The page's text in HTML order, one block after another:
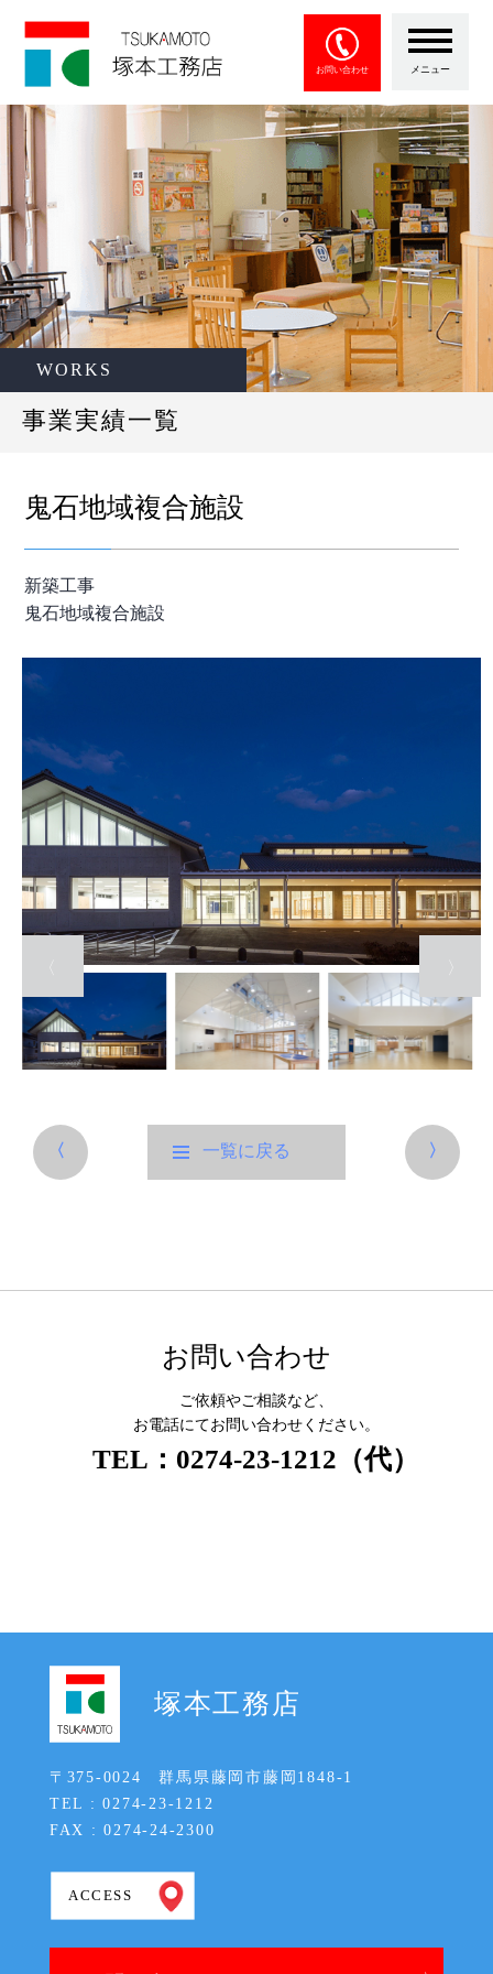
メニュー
お問い合わせ
WORKS
事業実績一覧
鬼石地域複合施設
新築工事
鬼石地域複合施設
〈 一覧に戻る 〉
お問い合わせ
ご依頼やご相談など、
お電話にてお問い合わせください。
TEL：0274-23-1212（代）
塚本工務店
〒375-0024 群馬県藤岡市藤岡1848-1
TEL : 0274-23-1212
FAX : 0274-24-2300
ACCESS